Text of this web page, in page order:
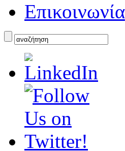
Επικοινωνία